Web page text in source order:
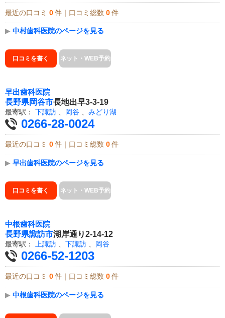
最近の口コミ 0 件｜口コミ総数 0 件
▶ 中村歯科医院のページを見る
口コミを書く ネット・WEB予約
早出歯科医院
長野県岡谷市長地出早3-3-19
最寄駅： 下諏訪 岡谷 みどり湖
0266-28-0024
最近の口コミ 0 件｜口コミ総数 0 件
▶ 早出歯科医院のページを見る
口コミを書く ネット・WEB予約
中根歯科医院
長野県諏訪市湖岸通り2-14-12
最寄駅： 上諏訪 下諏訪 岡谷
0266-52-1203
最近の口コミ 0 件｜口コミ総数 0 件
▶ 中根歯科医院のページを見る